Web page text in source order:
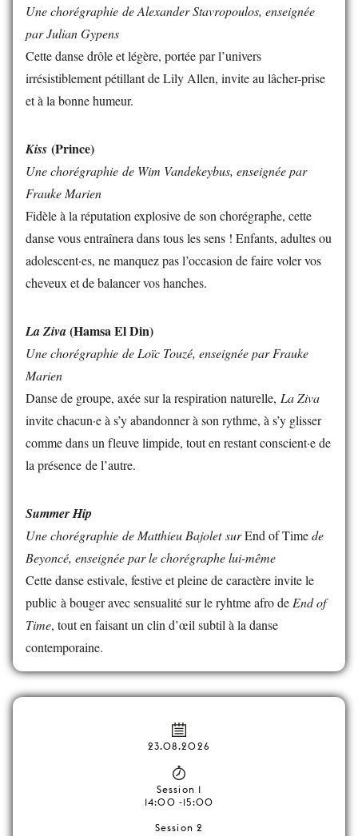
Une chorégraphie de Alexander Stavropoulos, enseignée
par Julian Gypens
Cette danse drôle et légère, portée par l’univers
irrésistiblement pétillant de Lily Allen, invite au lâcher-prise
et à la bonne humeur.
Kiss (Prince)
Une chorégraphie de Wim Vandekeybus, enseignée par
Frauke Marien
Fidèle à la réputation explosive de son chorégraphe, cette
danse vous entraînera dans tous les sens ! Enfants, adultes ou
adolescent·es, ne manquez pas l’occasion de faire voler vos
cheveux et de balancer vos hanches.
La Ziva(Hamsa El Din)
Une chorégraphie de Loïc Touzé, enseignée par Frauke
Marien
Danse de groupe, axée sur la respiration naturelle, La Ziva
invite chacun·e à s’y abandonner à son rythme, à s’y glisser
comme dans un fleuve limpide, tout en restant conscient·e de
la présence de l’autre.
Summer Hip
Une chorégraphie de Matthieu Bajolet surEnd of Timede
Beyoncé, enseignée par le chorégraphe lui-même
Cette danse estivale, festive et pleine de caractère invite le
public à bouger avec sensualité sur le ryhtme afro de End of
Time, tout en faisant un clin d’œil subtil à la danse
contemporaine.
23.08.2026
Session 1
14:00 -15:00
Session 2